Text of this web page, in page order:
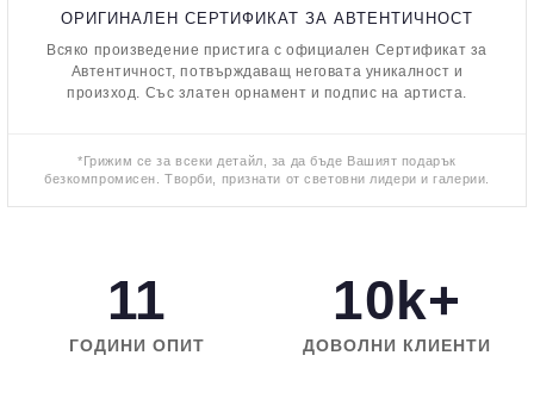
ОРИГИНАЛЕН СЕРТИФИКАТ ЗА АВТЕНТИЧНОСТ
Всяко произведение пристига с официален Сертификат за
Автентичност, потвърждаващ неговата уникалност и
произход. Със златен орнамент и подпис на артиста.
*Грижим се за всеки детайл, за да бъде Вашият подарък
безкомпромисен. Творби, признати от световни лидери и галерии.
11
ГОДИНИ ОПИТ
10k+
ДОВОЛНИ КЛИЕНТИ